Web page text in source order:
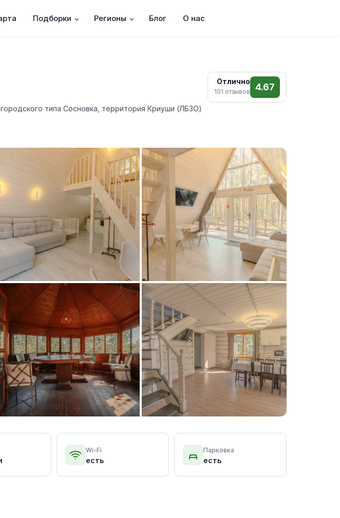
Подборки Регионы Блог О нас
типа Сосновка, территория Криуши (ЛБЗО)
Отлично
101 отзывов 4.67
Wi-Fi
есть
Парковка
есть